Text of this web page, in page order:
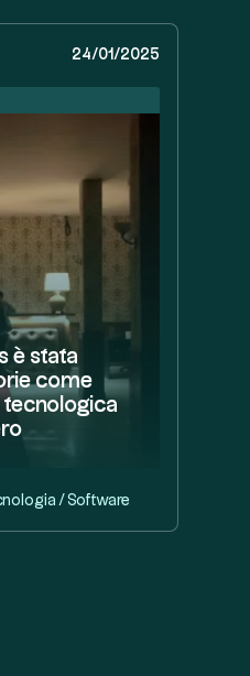
24/01/2025
è stata
come
/ Software